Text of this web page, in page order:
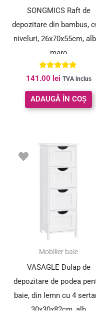
SONGMICS Raft de
depozitare din bambus,
niveluri, 26x70x55cm,
maro
Evaluat la
5.00
din 5
141.00 lei TVA inclus
ADAUGĂ ÎN COȘ
Mobilier baie
VASAGLE Dulap de
depozitare de podea
baie, din lemn cu 4
30x30x82cm, alb